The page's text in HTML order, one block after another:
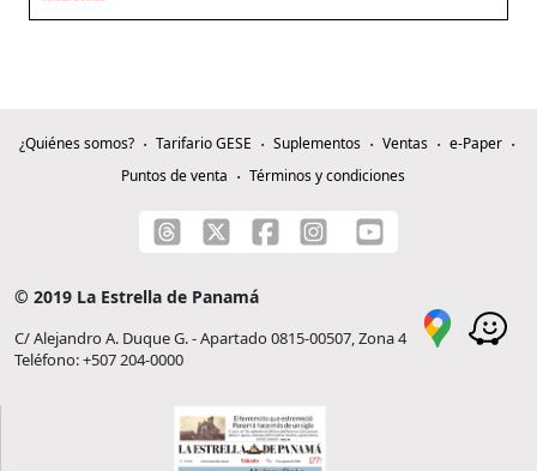
¿Quiénes somos? Tarifario GESE Suplementos Ventas
e-Paper
Puntos de venta
Términos y condiciones
© 2019 La Estrella de Panamá
C/ Alejandro A. Duque G. - Apartado 0815-00507, Zona 4
Teléfono: +507 204-0000